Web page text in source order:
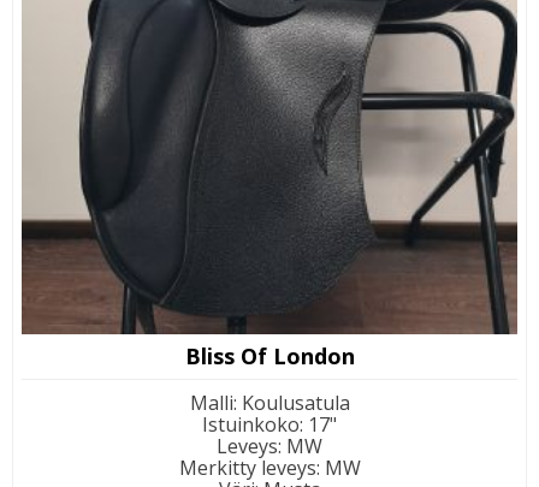
Bliss Of London
Malli: Koulusatula
Istuinkoko: 17"
Leveys: MW
Merkitty leveys: MW